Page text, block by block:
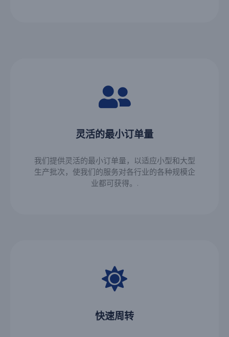
灵活的最小订单量
我们提供灵活的最小订单量，以适应小型和大型
生产批次，使我们的服务对各行业的各种规模企
业都可获得。.
快速周转